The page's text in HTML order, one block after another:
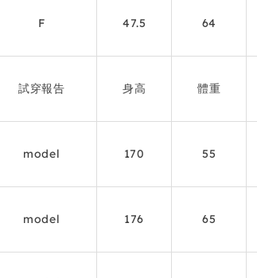
F 47.5 64
試穿報告 身高 體重
model 170 55
model 176 65